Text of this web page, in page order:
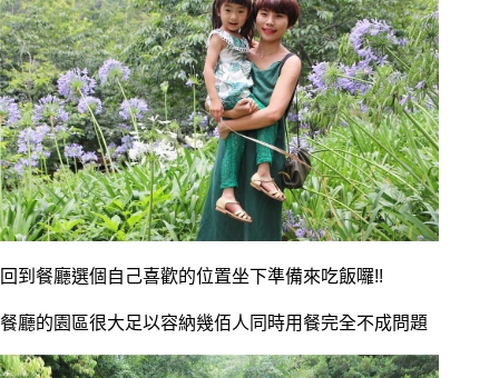
回到餐廳選個自己喜歡的位置坐下準備來吃飯囉!!
餐廳的園區很大足以容納幾佰人同時用餐完全不成問題